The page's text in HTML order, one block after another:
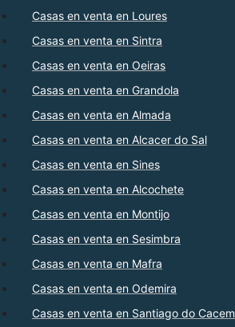
Casas en venta en Loures
Casas en venta en Sintra
Casas en venta en Oeiras
Casas en venta en Grandola
Casas en venta en Almada
Casas en venta en Alcacer do Sal
Casas en venta en Sines
Casas en venta en Alcochete
Casas en venta en Montijo
Casas en venta en Sesimbra
Casas en venta en Mafra
Casas en venta en Odemira
Casas en venta en Santiago do Cacem